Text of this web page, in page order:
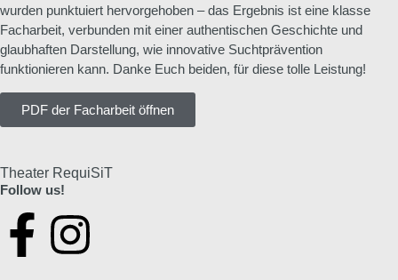
wurden punktuiert hervorgehoben – das Ergebnis ist eine klasse
Facharbeit, verbunden mit einer authentischen Geschichte und
glaubhaften Darstellung, wie innovative Suchtprävention
funktionieren kann. Danke Euch beiden, für diese tolle Leistung!
PDF der Facharbeit öffnen
Theater RequiSiT
Follow us!